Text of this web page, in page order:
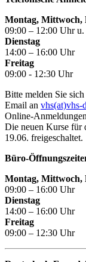
Montag, Mittwoch,
09:00 – 12:00 Uhr
Dienstag
14:00 – 16:00 Uhr
Freitag
09:00 - 12:30 Uhr
Bitte melden Sie
Email an vhs(at)vhs-
Online-
Die neuen Kurse für
19.06. freigeschaltet.
Büro-
Montag, Mittwoch,
09:00 – 16:00 Uhr
Dienstag
14:00 – 16:00 Uhr
Freitag
09:00 – 12:30 Uhr